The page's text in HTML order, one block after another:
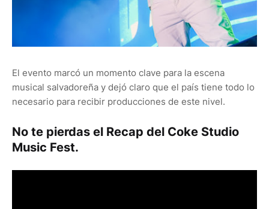
El evento marcó un momento clave para la escena
musical salvadoreña y dejó claro que el país tiene todo lo
necesario para recibir producciones de este nivel.
No te pierdas el Recap del Coke Studio
Music Fest.